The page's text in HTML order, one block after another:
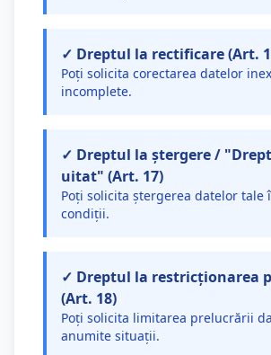
✓ Dreptul la rectificare (Art.
Poți solicita corectarea datelor
incomplete.
✓ Dreptul la ștergere /
uitat" (Art. 17)
Poți solicita ștergerea datelor tale
condiții.
✓ Dreptul la restricționarea
(Art. 18)
Poți solicita limitarea prelucrării
anumite situații.